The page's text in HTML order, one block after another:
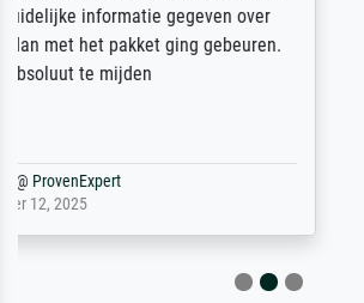
unser letzter Meisterdruck sein.
Dank!
Reinhold,